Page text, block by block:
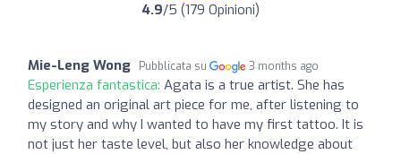
4.9/5 (179 Opinioni)
Mie-Leng Wong Pubblicata su 3 months ago
Esperienza fantastica: Agata is a true artist. She has
designed an original art piece for me, after listening to
my story and why I wanted to have my first tattoo. It is
not just her taste level, but also her knowledge about